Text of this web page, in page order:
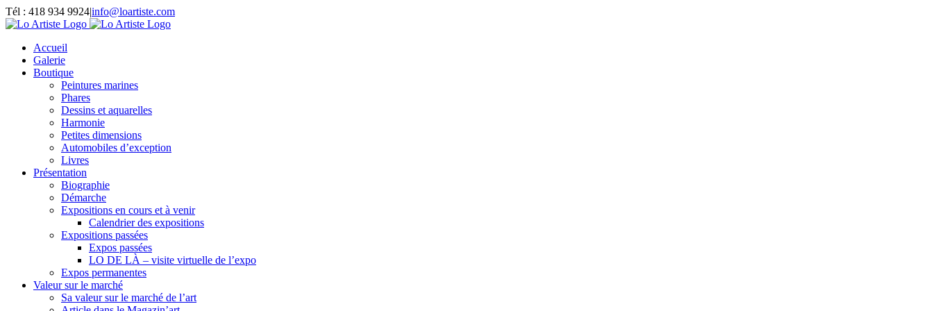
Passer
au
Tél : 418 934 9924|info@loartiste.com
Facebook
Instagram
Email
Pinterest
YouTube
Accueil
Galerie
Boutique
Peintures marines
Phares
Dessins et aquarelles
Harmonie
Petites dimensions
Automobiles d’exception
Livres
Présentation
Biographie
Démarche
Expositions en cours et à venir
Calendrier des expositions
Expositions passées
Expos passées
LO DE LÀ – visite virtuelle de l’expo
Expos permanentes
Valeur sur le marché
Sa valeur sur le marché de l’art